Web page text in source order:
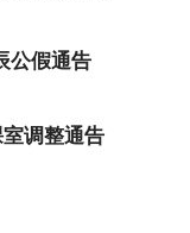
公假通告
调整通告